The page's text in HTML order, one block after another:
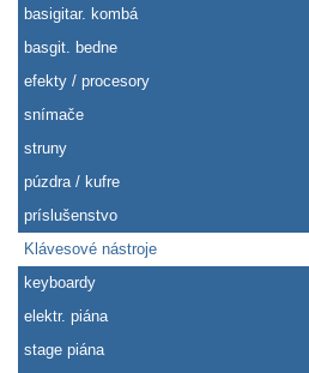
basigitar. kombá
basgit. bedne
efekty / procesory
snímače
struny
púzdra / kufre
príslušenstvo
Klávesové nástroje
keyboardy
elektr. piána
stage piána